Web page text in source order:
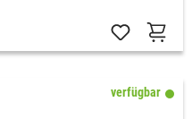
verfügbar